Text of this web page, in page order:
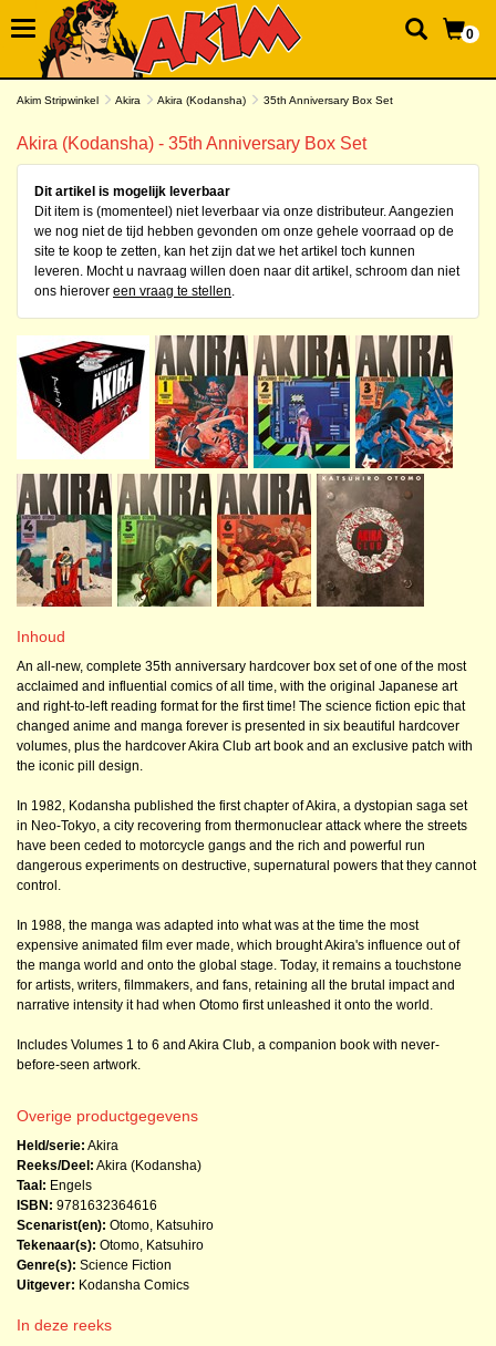
0
Akim Stripwinkel Akira Akira (Kodansha) 35th Anniversary Box Set
Akira (Kodansha) - 35th Anniversary Box Set
Dit artikel is mogelijk leverbaar
Dit item is (momenteel) niet leverbaar via onze distributeur. Aangezien
we nog niet de tijd hebben gevonden om onze gehele voorraad op de
site te koop te zetten, kan het zijn dat we het artikel toch kunnen
leveren. Mocht u navraag willen doen naar dit artikel, schroom dan niet
ons hierover een vraag te stellen.
Inhoud
An all-new, complete 35th anniversary hardcover box set of one of the most
acclaimed and influential comics of all time, with the original Japanese art
and right-to-left reading format for the first time! The science fiction epic that
changed anime and manga forever is presented in six beautiful hardcover
volumes, plus the hardcover Akira Club art book and an exclusive patch with
the iconic pill design.
In 1982, Kodansha published the first chapter of Akira, a dystopian saga set
in Neo-Tokyo, a city recovering from thermonuclear attack where the streets
have been ceded to motorcycle gangs and the rich and powerful run
dangerous experiments on destructive, supernatural powers that they cannot
control.
In 1988, the manga was adapted into what was at the time the most
expensive animated film ever made, which brought Akira's influence out of
the manga world and onto the global stage. Today, it remains a touchstone
for artists, writers, filmmakers, and fans, retaining all the brutal impact and
narrative intensity it had when Otomo first unleashed it onto the world.
Includes Volumes 1 to 6 and Akira Club, a companion book with never-
before-seen artwork.
Overige productgegevens
Held/serie: Akira
Reeks/Deel: Akira (Kodansha)
Taal: Engels
ISBN: 9781632364616
Scenarist(en): Otomo, Katsuhiro
Tekenaar(s): Otomo, Katsuhiro
Genre(s): Science Fiction
Uitgever: Kodansha Comics
In deze reeks